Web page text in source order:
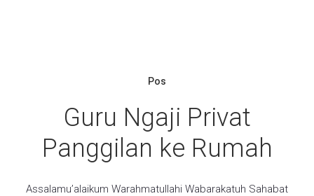
Pos
Guru Ngaji Privat
Panggilan ke Rumah
Assalamu’alaikum Warahmatullahi Wabarakatuh Sahabat